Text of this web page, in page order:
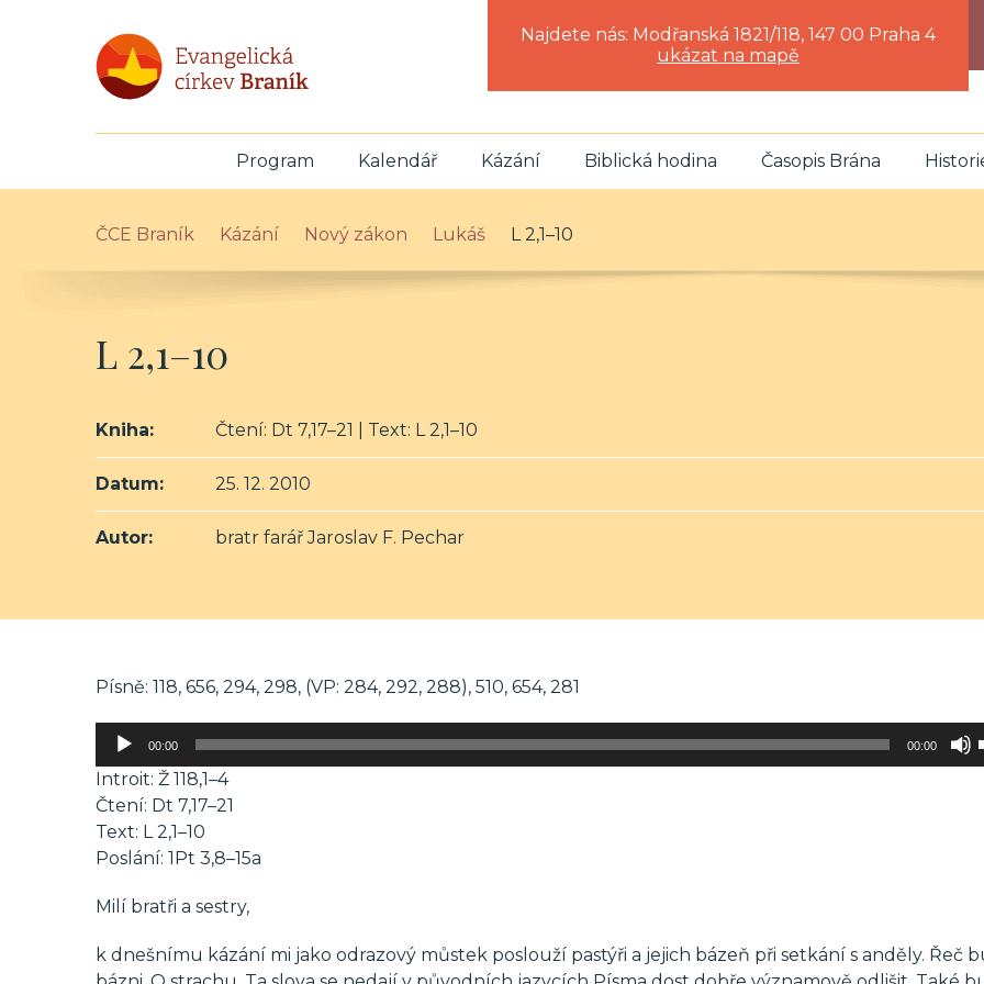
Najdete nás: Modřanská 1821/118, 147 00 Praha 4
ukázat na mapě
Program Kalendář Kázání Biblická hodina Časopis Brána
ČCE Braník Kázání Nový zákon Lukáš L 2,1–10
L 2,1–10
Kniha: Čtení: Dt 7,17–21 | Text: L 2,1–10
Datum: 25. 12. 2010
Autor: bratr farář Jaroslav F. Pechar
Písně: 118, 656, 294, 298, (VP: 284, 292, 288), 510, 654, 281
Audio
00:00 00:00
Introit: Ž 118,1–4
Čtení: Dt 7,17–21
Text: L 2,1–10
Poslání: 1Pt 3,8–15a
Milí bratři a sestry,
k dnešnímu kázání mi jako odrazový můstek poslouží pastýři a jejich bázeň při setkání s anděly. Řeč